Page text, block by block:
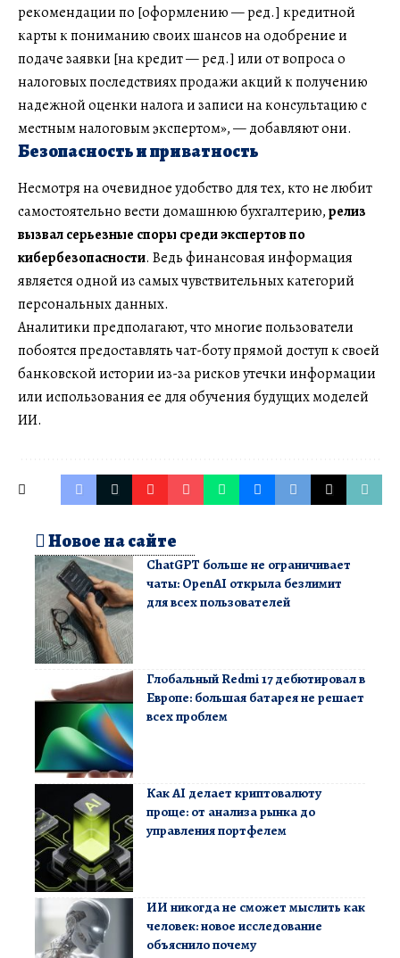
рекомендации по [оформлению — ред.] кредитной
карты к пониманию своих шансов на одобрение и
подаче заявки [на кредит — ред.] или от вопроса о
налоговых последствиях продажи акций к получению
надежной оценки налога и записи на консультацию с
местным налоговым экспертом», — добавляют они.
Безопасность и приватность
Несмотря на очевидное удобство для тех, кто не любит
самостоятельно вести домашнюю бухгалтерию,релиз
вызвал серьезные споры среди экспертов по
кибербезопасности. Ведь финансовая информация
является одной из самых чувствительных категорий
персональных данных.
Аналитики предполагают, что многие пользователи
побоятся предоставлять чат-боту прямой доступ к своей
банковской истории из-за рисков утечки информации
или использования ее для обучения будущих моделей
ИИ.
Новое на сайте
ChatGPT больше не ограничивает
чаты: OpenAI открыла безлимит
для всех пользователей
Глобальный Redmi 17 дебютировал в
Европе: большая батарея не решает
всех проблем
Как AI делает криптовалюту
проще: от анализа рынка до
управления портфелем
ИИ никогда не сможет мыслить как
человек: новое исследование
объяснило почему